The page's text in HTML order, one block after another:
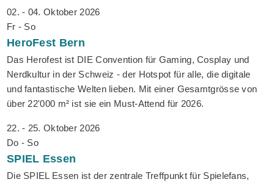
02. - 04. Oktober 2026
Fr - So
HeroFest Bern
Das Herofest ist DIE Convention für Gaming, Cosplay und
Nerdkultur in der Schweiz - der Hotspot für alle, die digitale
und fantastische Welten lieben. Mit einer Gesamtgrösse von
über 22'000 m² ist sie ein Must-Attend für 2026.
22. - 25. Oktober 2026
Do - So
SPIEL Essen
Die SPIEL Essen ist der zentrale Treffpunkt für Spielefans,